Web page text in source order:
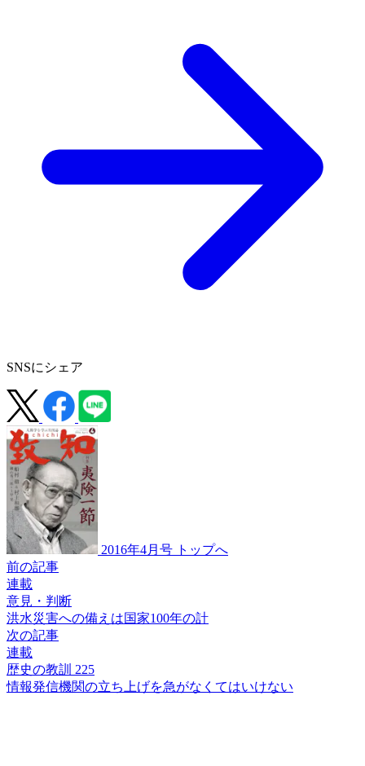
SNSにシェア
2016年4月号 トップへ
前の記事
連載
意見・判断
洪水災害への備えは国家100年の計
次の記事
連載
歴史の教訓 225
情報発信機関の立ち上げを急がなくてはいけない